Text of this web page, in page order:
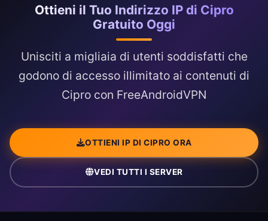
Ottieni il Tuo Indirizzo IP di Cipro
Gratuito Oggi
Unisciti a migliaia di utenti soddisfatti che
godono di accesso illimitato ai contenuti di
Cipro con FreeAndroidVPN
OTTIENI IP DI CIPRO ORA
VEDI TUTTI I SERVER